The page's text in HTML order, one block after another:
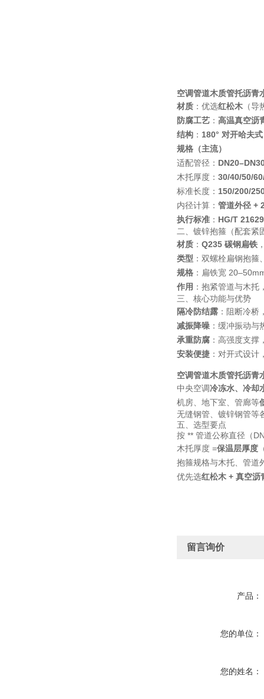
空调管道木质管托沥青
材质 ：优选红松木 （
防腐工艺 ： 高温真空沥
结构 ： 180° 对开哈夫
规格（主流）
适配管径：
木托厚度： 30/40/50/
标准长度： 150/200/
内径计算： 管道外径 +
执行标准 ： HG/T 21629
二、镀锌抱箍（配套紧
材质 ： Q235 碳钢扁铁
类型 ：双螺栓扁钢抱
规格 ：扁铁宽
作用 ：抱紧管道与木
三、核心功能与优势
隔冷防结露 ：阻断冷
减振降噪 ：缓冲振动
承重防腐 ：高强度支
安装便捷 ：对开式设
空调管道木质管托沥青
中央空调冷冻水、冷却
机房、地下室、管廊等
无缝钢管、镀锌钢管等
五、选型要点
按 ** 管道公称直径（
木托厚度 =保温层厚度
抱箍规格与木托、管道
优先选红松木 + 真空沥
留言询价
产品：
您的单位：
您的姓名：